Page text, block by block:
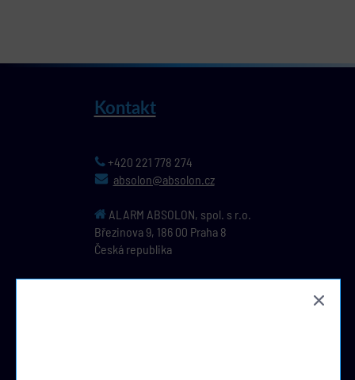
Kontakt
+420 221 778 274
absolon@absolon.cz
ALARM ABSOLON, spol. s r.o.
Březinova 9, 186 00 Praha 8
Česká republika